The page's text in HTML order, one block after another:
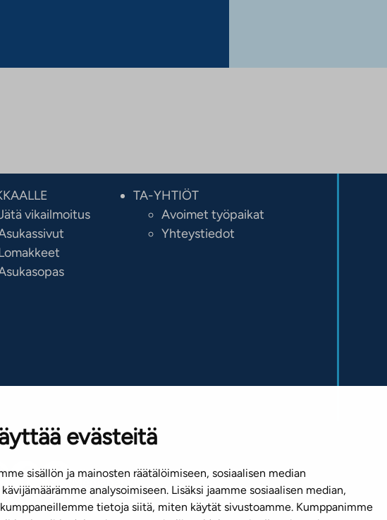
evästeitä
sisällön ja mainosten räätälöimiseen, sosiaalisen median
analysoimiseen. Lisäksi jaamme sosiaalisen median,
tietoja siitä, miten käytät sivustoamme. Kumppanimme
vikailmoitus
TA-YHTIÖT
Avoimet työpaikat
Yhteystiedot
Mediapankki